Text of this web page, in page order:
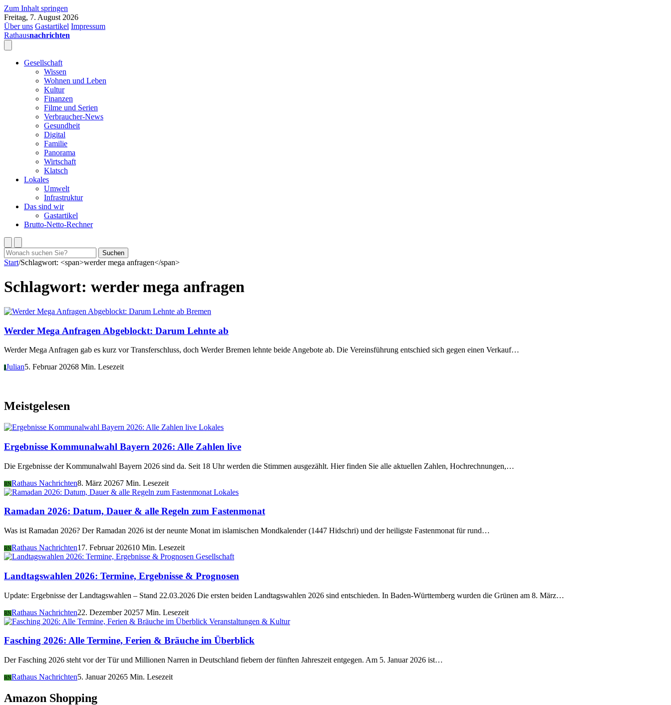
Zum Inhalt springen
Freitag, 7. August 2026
Über uns Gastartikel Impressum
Rathausnachrichten
Gesellschaft
Wissen
Wohnen und Leben
Kultur
Finanzen
Filme und Serien
Verbraucher-News
Gesundheit
Digital
Familie
Panorama
Wirtschaft
Klatsch
Lokales
Umwelt
Infrastruktur
Das sind wir
Gastartikel
Brutto-Netto-Rechner
Suchen
nach:
Suchen
Start/Schlagwort: <span>werder mega anfragen</span>
Schlagwort: werder mega anfragen
Bremen
Werder Mega Anfragen Abgeblockt: Darum Lehnte ab
Werder Mega Anfragen gab es kurz vor Transferschluss, doch Werder Bremen lehnte beide Angebote ab. Die Vereinsführung entschied sich gegen einen Verkauf…
JJulian5. Februar 20268 Min. Lesezeit
Meistgelesen
Lokales
Ergebnisse Kommunalwahl Bayern 2026: Alle Zahlen live
Die Ergebnisse der Kommunalwahl Bayern 2026 sind da. Seit 18 Uhr werden die Stimmen ausgezählt. Hier finden Sie alle aktuellen Zahlen, Hochrechnungen,…
RNRathaus Nachrichten8. März 20267 Min. Lesezeit
Lokales
Ramadan 2026: Datum, Dauer & alle Regeln zum Fastenmonat
Was ist Ramadan 2026? Der Ramadan 2026 ist der neunte Monat im islamischen Mondkalender (1447 Hidschri) und der heiligste Fastenmonat für rund…
RNRathaus Nachrichten17. Februar 202610 Min. Lesezeit
Gesellschaft
Landtagswahlen 2026: Termine, Ergebnisse & Prognosen
Update: Ergebnisse der Landtagswahlen – Stand 22.03.2026 Die ersten beiden Landtagswahlen 2026 sind entschieden. In Baden-Württemberg wurden die Grünen am 8. März…
RNRathaus Nachrichten22. Dezember 20257 Min. Lesezeit
Veranstaltungen & Kultur
Fasching 2026: Alle Termine, Ferien & Bräuche im Überblick
Der Fasching 2026 steht vor der Tür und Millionen Narren in Deutschland fiebern der fünften Jahreszeit entgegen. Am 5. Januar 2026 ist…
RNRathaus Nachrichten5. Januar 20265 Min. Lesezeit
Amazon Shopping